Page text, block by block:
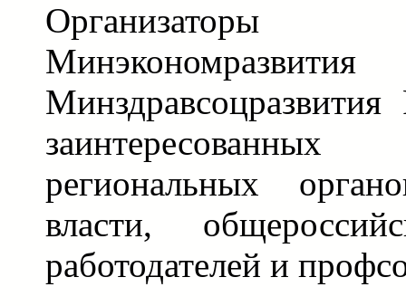
региональных
власти,
работодателей и